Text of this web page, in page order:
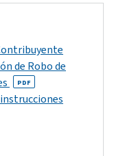
de Robo de
PDF